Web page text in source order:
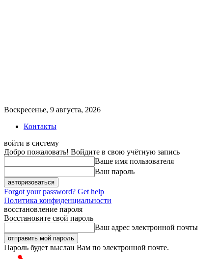
Воскресенье, 9 августа, 2026
Контакты
войти в систему
Добро пожаловать! Войдите в свою учётную запись
Ваше имя пользователя
Ваш пароль
Forgot your password? Get help
Политика конфиденциальности
восстановление пароля
Восстановите свой пароль
Ваш адрес электронной почты
Пароль будет выслан Вам по электронной почте.